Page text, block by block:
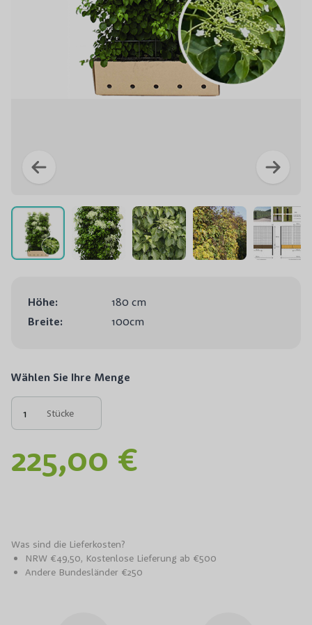
Höhe:
180 cm
Breite:
100cm
Wählen Sie Ihre Menge
Stücke
225,00 €
Was sind die Lieferkosten?
NRW €49,50, Kostenlose Lieferung ab €500
Andere Bundesländer €250